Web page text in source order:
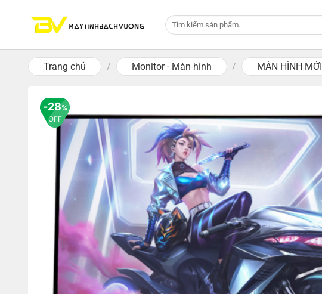
Tìm
kiếm:
Trang chủ / Monitor - Màn hình / MÀN HÌNH MỚI
28%
OFF